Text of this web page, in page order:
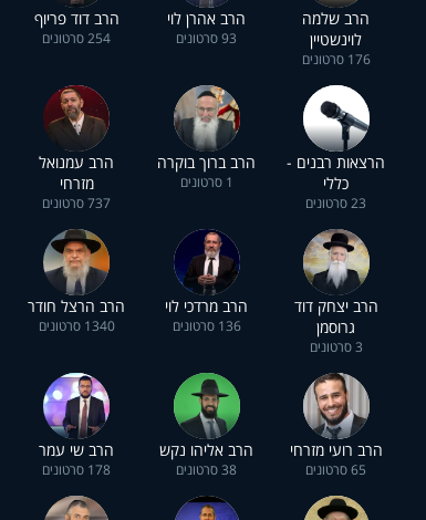
הרב שלמה
לוינשטיין
176 סרטונים
הרב אהרן לוי
93 סרטונים
הרב דוד פריוף
254 סרטונים
הרצאות רבנים -
כללי
23 סרטונים
הרב ברוך בוקרה
1 סרטונים
הרב עמנואל
מזרחי
737 סרטונים
הרב יצחק דוד
גרוסמן
3 סרטונים
הרב מרדכי לוי
136 סרטונים
הרב הרצל חודר
1340 סרטונים
הרב רועי מזרחי
65 סרטונים
הרב אליהו נקש
38 סרטונים
הרב שי עמר
178 סרטונים